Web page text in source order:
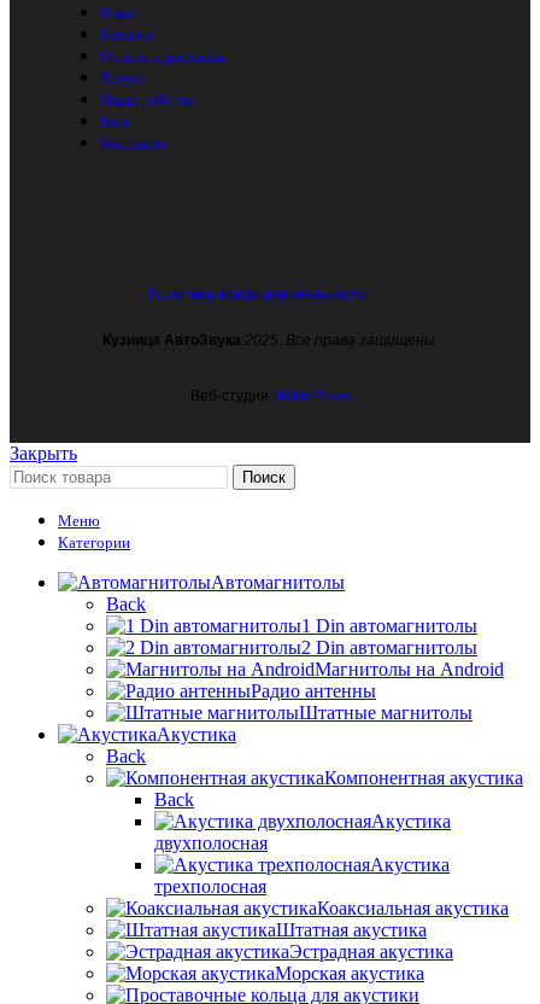
О нас
Каталог
Оплата и доставка
Услуги
Наши работы
Блог
Контакты
Политика конфиденциальности
Кузница АвтоЗвука 2025. Все права защищены.
Веб-студия MakerPress
Закрыть
Поиск
Меню
Категории
Автомагнитолы
Back
1 Din автомагнитолы
2 Din автомагнитолы
Магнитолы на Android
Радио антенны
Штатные магнитолы
Акустика
Back
Компонентная акустика
Back
Акустика
двухполосная
Акустика
трехполосная
Коаксиальная акустика
Штатная акустика
Эстрадная акустика
Морская акустика